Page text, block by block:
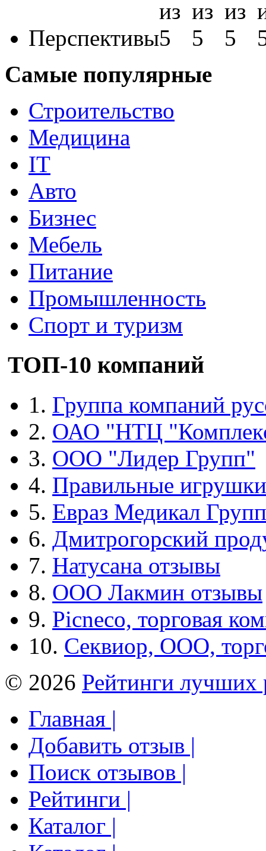
Перспективы
Самые популярные
Строительство
Медицина
IT
Авто
Бизнес
Мебель
Питание
Промышленность
Спорт и туризм
ТОП-10 компаний
1. Группа компаний
2. ОАО "НТЦ
3. ООО "Лидер Групп"
4. Правильные игрушки
5. Евраз Медикал Групп
6. Дмитрогорский
7. Натусана отзывы
8. ООО Лакмин отзывы
9. Picneco, торговая
10. Секвиор, ООО,
© 2026 Рейтинги лучших
Главная |
Добавить отзыв |
Поиск отзывов |
Рейтинги |
Каталог |